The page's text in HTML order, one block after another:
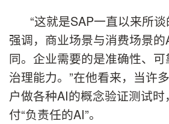
“这就是SAP一直以来所
强调，商业场景与消费场景
同。企业需要的是准确性、
治理能力。”在他看来，当许
户做各种AI的概念验证测试
付“负责任的AI”。